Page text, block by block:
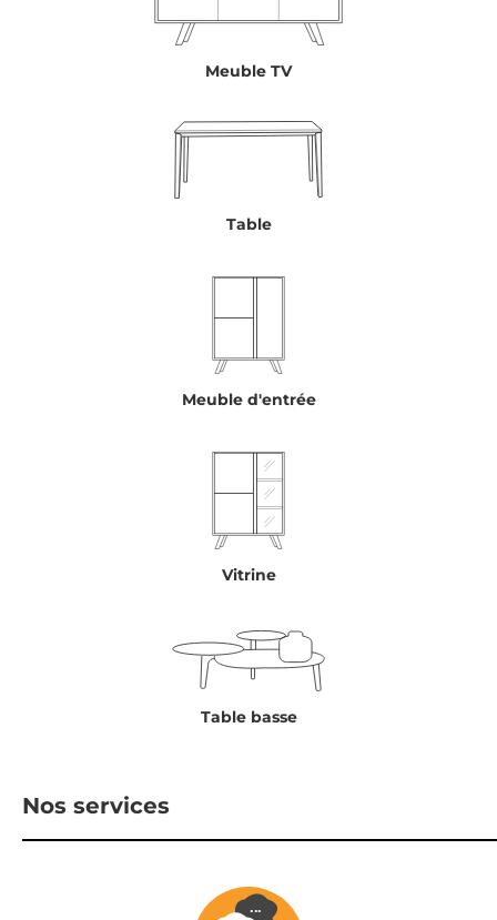
Meuble TV
Table
Meuble d'entrée
Vitrine
Table basse
Nos services